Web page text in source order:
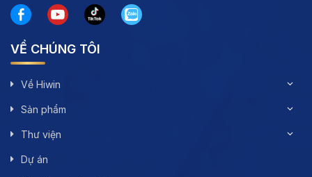
VỀ CHÚNG TÔI
Về Hiwin
Sản phẩm
Thư viện
Dự án